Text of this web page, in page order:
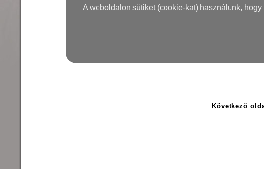
A weboldalon sütiket (cookie-kat) használunk,
Következő